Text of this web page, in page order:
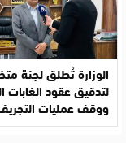
الوزارة تُطلق لجنة
لتدقيق عقود الغابات
ووقف عمليات